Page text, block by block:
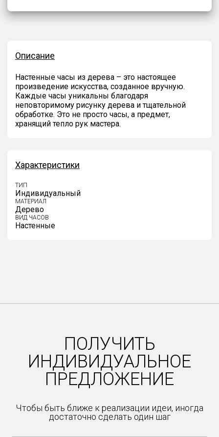
Описание
Настенные часы из дерева – это настоящее
произведение искусства, созданное вручную.
Каждые часы уникальны благодаря
неповторимому рисунку дерева и тщательной
обработке. Это не просто часы, а предмет,
хранящий тепло рук мастера.
Характеристики
ТИП
Индивидуальный
МАТЕРИАЛ
Дерево
ВИД ЧАСОВ
Настенные
ПОЛУЧИТЬ
ИНДИВИДУАЛЬНОЕ
ПРЕДЛОЖЕНИЕ
Чтобы быть ближе к реализации идеи, иногда
достаточно сделать один шаг